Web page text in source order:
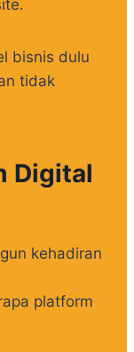
bisnis dulu
tidak
Digital
kehadiran
platform